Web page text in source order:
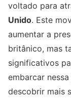
voltado para
Unido. Este
aumentar a
britânico, mas
significativos
embarcar
descobrir mais